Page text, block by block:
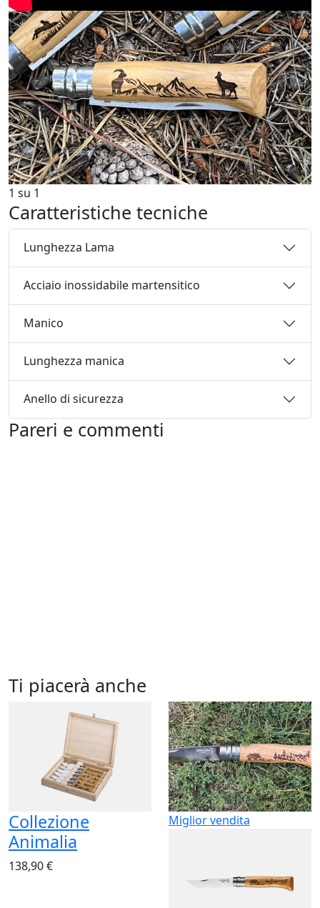
1 su 1
Caratteristiche tecniche
Lunghezza Lama
Acciaio inossidabile martensitico
Manico
Lunghezza manica
Anello di sicurezza
Pareri e commenti
Ti piacerà anche
Collezione
Animalia
138,90 €
Miglior vendita